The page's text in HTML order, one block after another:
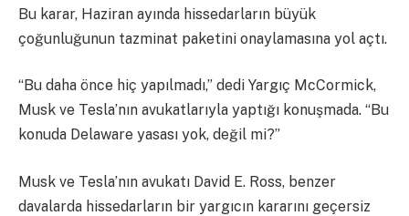
Bu karar, Haziran ayında hissedarların büyük
çoğunluğunun tazminat paketini onaylamasına yol açtı.
“Bu daha önce hiç yapılmadı,” dedi Yargıç McCormick,
Musk ve Tesla’nın avukatlarıyla yaptığı konuşmada. “Bu
konuda Delaware yasası yok, değil mi?”
Musk ve Tesla’nın avukatı David E. Ross, benzer
davalarda hissedarların bir yargıcın kararını geçersiz